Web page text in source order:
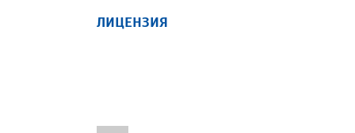
ЛИЦЕНЗИЯ